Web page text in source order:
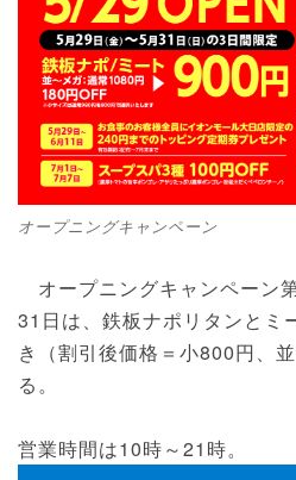
オープニングキャンペーン
オープニングキャンペーン
31日は、鉄板ナポリタンとミ
き（割引後価格＝小800円、
る。
営業時間は10時～21時。